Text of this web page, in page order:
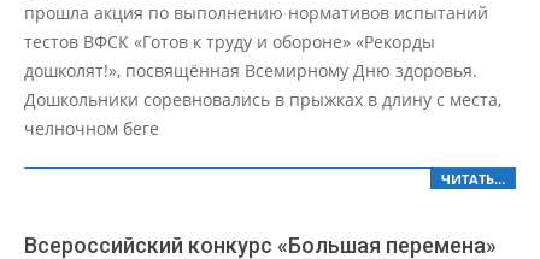
прошла акция по выполнению нормативов испытаний
тестов ВФСК «Готов к труду и обороне» «Рекорды
дошколят!», посвящённая Всемирному Дню здоровья.
Дошкольники соревновались в прыжках в длину с места,
челночном беге
ЧИТАТЬ…
Всероссийский конкурс «Большая перемена»